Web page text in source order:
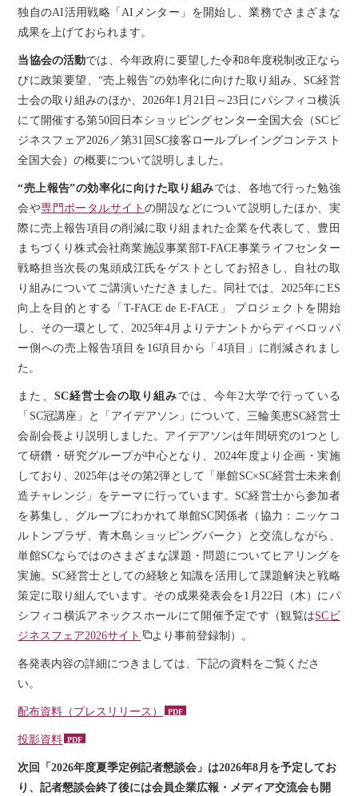
独自のAI活用戦略「AIメンター」を開始し、業務でさまざまな
成果を上げておられます。
当協会の活動では、今年政府に要望した令和8年度税制改正なら
びに政策要望、“売上報告”の効率化に向けた取り組み、SC経営
士会の取り組みのほか、2026年1月21日～23日にパシフィコ横浜
にて開催する第50回日本ショッピングセンター全国大会（SCビ
ジネスフェア2026／第31回SC接客ロールプレイングコンテスト
全国大会）の概要について説明しました。
“売上報告”の効率化に向けた取り組みでは、各地で行った勉強
会や専門ポータルサイト の開設などについて説明したほか、実
際に売上報告項目の削減に取り組まれた企業を代表して、豊田
まちづくり株式会社商業施設事業部T-FACE事業ライフセンター
戦略担当次長の鬼頭成江氏をゲストとしてお招きし、自社の取
り組みについてご講演いただきました。同社では、2025年にES
向上を目的とする「T-FACE de E-FACE」 プロジェクトを開始
し、その一環として、2025年4月よりテナントからディベロッパ
ー側への売上報告項目を16項目から「4項目」に削減されまし
た。
また、 SC経営士会の取り組み では、今年2大学で行っている
「SC冠講座」と「アイデアソン」について、三輪美恵SC経営士
会副会長より説明しました。アイデアソンは年間研究の1つとし
て研鑽・研究グループが中心となり、2024年度より企画・実施
しており、2025年はその第2弾として「単館SC×SC経営士未来創
造チャレンジ」をテーマに行っています。SC経営士から参加者
を募集し、グループにわかれて単館SC関係者（協力：ニッケコ
ルトンプラザ、青木島ショッピングパーク）と交流しながら、
単館SCならではのさまざまな課題・問題についてヒアリングを
実施。SC経営士としての経験と知識を活用して課題解決と戦略
策定に取り組んでいます。その成果発表会を1月22日（木）にパ
シフィコ横浜アネックスホールにて開催予定です（観覧はSCビ
ジネスフェア2026サイト
より事前登録制）。
各発表内容の詳細につきましては、下記の資料をご覧くださ
い。
配布資料（プレスリリース）
投影資料
次回「2026年度夏季定例記者懇談会」は2026年8月を予定してお
り、記者懇談会終了後には会員企業広報・メディア交流会も開